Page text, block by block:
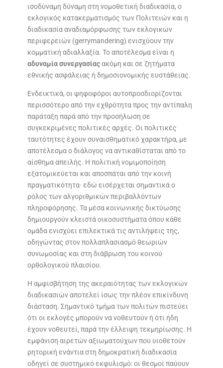
ισοδύναμη δύναμη στη νομοθετική διαδικασία, ο
εκλογικός κατακερματισμός των Πολιτειών και η
διαδικασία αναδιαμόρφωσης των εκλογικών
περιφερειών (gerrymandering) ενισχύουν την
κομματική αδιαλλαξία. Το αποτέλεσμα είναι η
αδυναμία συνεργασίαςακόμη και σε ζητήματα
εθνικής ασφάλειας ή δημοσιονομικής ευστάθειας.
Ενδεικτικά, οι ψηφοφόροι αυτοπροσδιορίζονται
περισσότερο από την εχθρότητα προς την αντίπαλη
παράταξη παρά από την προσήλωση σε
συγκεκριμένες πολιτικές αρχές. Οι πολιτικές
ταυτότητες έχουν συναισθηματικό χαρακτήρα, με
αποτέλεσμα ο διάλογος να αντικαθίσταται από το
αίσθημα απειλής. Η πολιτική νομιμοποίηση
εξατομικεύεται και αποσπάται από την κοινή
πραγματικότητα· εδώ εισέρχεται σημαντικά ο
ρόλος των αλγοριθμικών περιβαλλόντων
πληροφόρησης. Τα μέσα κοινωνικής δικτύωσης
δημιουργούν κλειστά οικοσυστήματα όπου κάθε
ομάδα ενισχύει επιλεκτικά τις αντιλήψεις της,
οδηγώντας στον πολλαπλασιασμό θεωριών
συνωμοσίας και στη διάβρωση του κοινού
ορθολογικού πλαισίου.
Η αμφισβήτηση της ακεραιότητας των εκλογικών
διαδικασιών αποτελεί ίσως την πλέον επικίνδυνη
διάσταση. Σημαντικό τμήμα των πολιτών πιστεύει
ότι οι εκλογές μπορούν να νοθευτούν ή ότι ήδη
έχουν νοθευτεί, παρά την έλλειψη τεκμηρίωσης. Η
εμφάνιση αιρετών αξιωματούχων που υιοθετούν
ρητορική ενάντια στη δημοκρατική διαδικασία
οδηγεί σε συστημικό εκφυλισμό: οι θεσμοί παύουν